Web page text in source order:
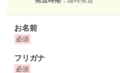
お名前
フリガナ